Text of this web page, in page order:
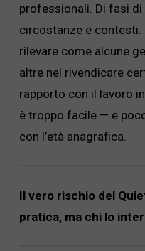
professionali. Di fasi di
circostanze e
rilevare come alcune
altre nel rivendicare
rapporto con il lavoro
è troppo facile — e
con l’età anagrafica.
Il vero rischio del
pratica, ma chi lo